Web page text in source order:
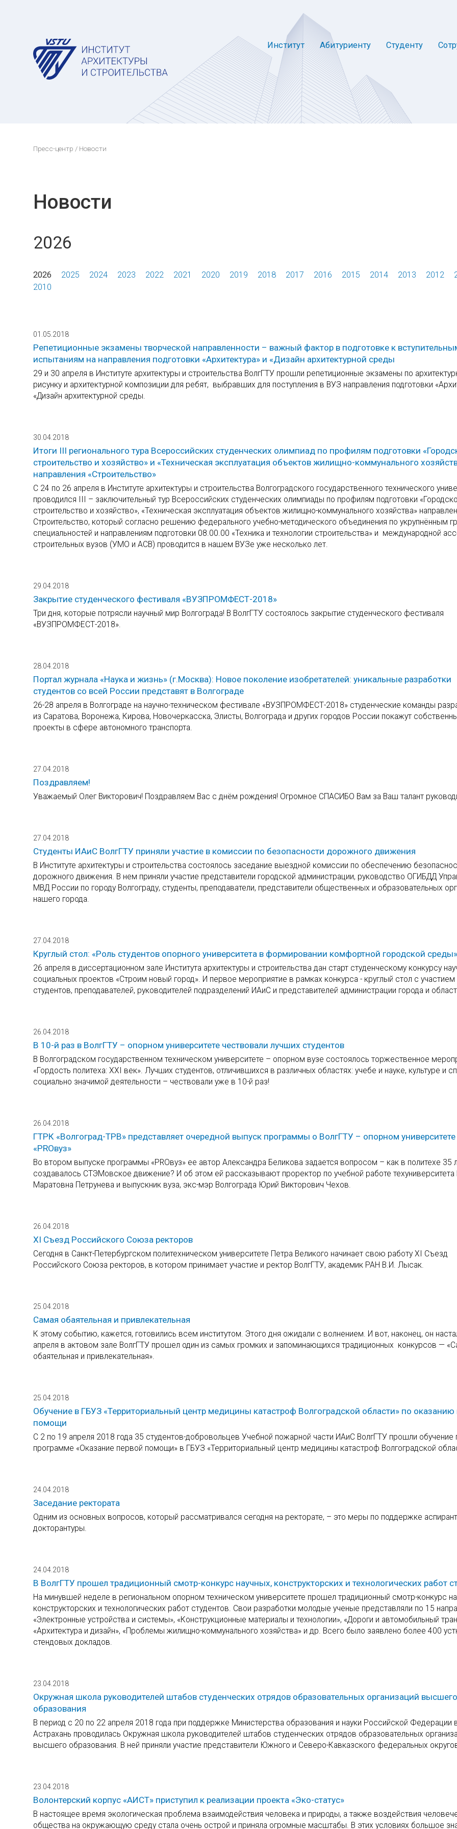
Институт Абитуриенту Студенту
Пресс-центр / Новости
Новости
2026
2026 2025 2024 2023 2022 2021 2020 2019 2018 2017 2016 2015 2014 2013 2012
2010
01.05.2018
Репетиционные экзамены творческой направленности – важный фактор в подготовке к
испытаниям на направления подготовки «Архитектура» и «Дизайн архитектурной среды
29 и 30 апреля в Институте архитектуры и строительства ВолгГТУ прошли репетиционные экзамены по
рисунку и архитектурной композиции для ребят, выбравших для поступления в ВУЗ направления подготовки
«Дизайн архитектурной среды.
30.04.2018
Итоги III регионального тура Всероссийских студенческих олимпиад по профилям подготовки
строительство и хозяйство» и «Техническая эксплуатация объектов жилищно-коммунального
направления «Строительство»
С 24 по 26 апреля в Институте архитектуры и строительства Волгоградского государственного технического
проводился III – заключительный тур Всероссийских студенческих олимпиады по профилям подготовки
строительство и хозяйство», «Техническая эксплуатация объектов жилищно-коммунального хозяйства»
Строительство, который согласно решению федерального учебно-методического объединения по укрупнённым
специальностей и направлениям подготовки 08.00.00 «Техника и технологии строительства» и международной
строительных вузов (УМО и АСВ) проводится в нашем ВУЗе уже несколько лет.
29.04.2018
Закрытие студенческого фестиваля «ВУЗПРОМФЕСТ-2018»
Три дня, которые потрясли научный мир Волгограда! В ВолгГТУ состоялось закрытие студенческого фестиваля
«ВУЗПРОМФЕСТ-2018».
28.04.2018
Портал журнала «Наука и жизнь» (г.Москва): Новое поколение изобретателей: уникальные разработки
студентов со всей России представят в Волгограде
26-28 апреля в Волгограде на научно-техническом фестивале «ВУЗПРОМФЕСТ-2018» студенческие команды
из Саратова, Воронежа, Кирова, Новочеркасска, Элисты, Волгограда и других городов России покажут
проекты в сфере автономного транспорта.
27.04.2018
Поздравляем!
Уважаемый Олег Викторович! Поздравляем Вас с днём рождения! Огромное СПАСИБО Вам за Ваш талант
27.04.2018
Студенты ИАиС ВолгГТУ приняли участие в комиссии по безопасности дорожного движения
В Институте архитектуры и строительства состоялось заседание выездной комиссии по обеспечению
дорожного движения. В нем приняли участие представители городской администрации, руководство ОГИБДД
МВД России по городу Волгограду, студенты, преподаватели, представители общественных и образовательных
нашего города.
27.04.2018
Круглый стол: «Роль студентов опорного университета в формировании комфортной городской среды»
26 апреля в диссертационном зале Института архитектуры и строительства дан старт студенческому конкурсу
социальных проектов «Строим новый город». И первое мероприятие в рамках конкурса - круглый стол с участием
студентов, преподавателей, руководителей подразделений ИАиС и представителей администрации города и
26.04.2018
В 10-й раз в ВолгГТУ – опорном университете чествовали лучших студентов
В Волгоградском государственном техническом университете – опорном вузе состоялось торжественное
«Гордость политеха: XXI век». Лучших студентов, отличившихся в различных областях: учебе и науке, культуре и
социально значимой деятельности – чествовали уже в 10-й раз!
26.04.2018
ГТРК «Волгоград-ТРВ» представляет очередной выпуск программы о ВолгГТУ – опорном университете
«PROвуз»
Во втором выпуске программы «PROвуз» ее автор Александра Беликова задается вопросом – как в политехе 35
создавалось СТЭМовское движение? И об этом ей рассказывают проректор по учебной работе техуниверситета
Маратовна Петрунева и выпускник вуза, экс-мэр Волгограда Юрий Викторович Чехов.
26.04.2018
XI Съезд Российского Союза ректоров
Сегодня в Санкт-Петербургском политехническом университете Петра Великого начинает свою работу XI Съезд
Российского Союза ректоров, в котором принимает участие и ректор ВолгГТУ, академик РАН В.И. Лысак.
25.04.2018
Самая обаятельная и привлекательная
К этому событию, кажется, готовились всем институтом. Этого дня ожидали с волнением. И вот, наконец, он
апреля в актовом зале ВолгГТУ прошел один из самых громких и запоминающихся традиционных конкурсов —
обаятельная и привлекательная».
25.04.2018
Обучение в ГБУЗ «Территориальный центр медицины катастроф Волгоградской области» по оказанию
помощи
С 2 по 19 апреля 2018 года 35 студентов-добровольцев Учебной пожарной части ИАиС ВолгГТУ прошли обучение
программе «Оказание первой помощи» в ГБУЗ «Территориальный центр медицины катастроф Волгоградской
24.04.2018
Заседание ректората
Одним из основных вопросов, который рассматривался сегодня на ректорате, – это меры по поддержке
докторантуры.
24.04.2018
В ВолгГТУ прошел традиционный смотр-конкурс научных, конструкторских и технологических работ
На минувшей неделе в региональном опорном техническом университете прошел традиционный смотр-конкурс
конструкторских и технологических работ студентов. Свои разработки молодые ученые представляли по 15
«Электронные устройства и системы», «Конструкционные материалы и технологии», «Дороги и автомобильный
«Архитектура и дизайн», «Проблемы жилищно-коммунального хозяйства» и др. Всего было заявлено более 400
стендовых докладов.
23.04.2018
Окружная школа руководителей штабов студенческих отрядов образовательных организаций высшего
образования
В период с 20 по 22 апреля 2018 года при поддержке Министерства образования и науки Российской Федерации
Астрахань проводилась Окружная школа руководителей штабов студенческих отрядов образовательных
высшего образования. В ней приняли участие представители Южного и Северо-Кавказского федеральных
23.04.2018
Волонтерский корпус «АИСТ» приступил к реализации проекта «Эко-статус»
В настоящее время экологическая проблема взаимодействия человека и природы, а также воздействия
общества на окружающую среду стала очень острой и приняла огромные масштабы. В этих условиях большое